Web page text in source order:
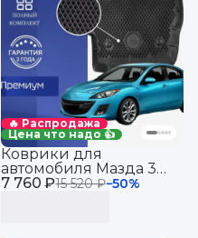
🔥 Распродажа
Цена что надо 👍
7 760 ₽15 520 ₽−50%
Коврики для
автомобиля Мазда 3
(2008-13) в салон авто